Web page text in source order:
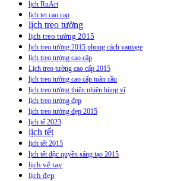
lịch RuArt
lịch tet cao cap
lịch treo tường
lịch treo tường 2015
lịch treo tường 2015 phong cách vantage
lịch treo tường cao câp
Lịch treo tường cao cấp 2015
lịch treo tường cao cấp toàn cầu
lịch treo tường thiên nhiên hùng vĩ
lịch treo tường đẹp
lịch treo tường đẹp 2015
lịch tế 2023
lịch tết
lịch tết 2015
lịch tết độc quyền sáng tạo 2015
lịch vẽ tay
lịch đẹp